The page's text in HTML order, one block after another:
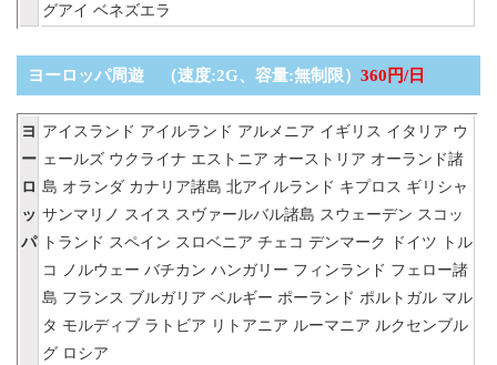
グアイ ベネズエラ
ヨーロッパ周遊 （速度:2G、容量:無制限） 360円/日
ヨ
ー
ロ
ッ
パ
アイスランド アイルランド アルメニア イギリス イタリア ウ
ェールズ ウクライナ エストニア オーストリア オーランド諸
島 オランダ カナリア諸島 北アイルランド キプロス ギリシャ
サンマリノ スイス スヴァールバル諸島 スウェーデン スコッ
トランド スペイン スロベニア チェコ デンマーク ドイツ
トル
コ
ノルウェー バチカン ハンガリー フィンランド フェロー諸
島 フランス ブルガリア ベルギー ポーランド ポルトガル マル
タ モルディブ ラトビア リトアニア ルーマニア ルクセンブル
グ ロシア